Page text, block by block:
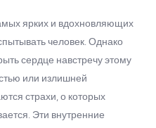
ярких и вдохновляющих
человек. Однако
сердце навстречу этому
или излишней
страхи, о которых
Эти внутренние